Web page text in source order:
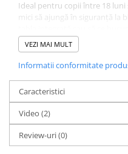
Ideal pentru copii între 18 luni
mici să ajungă în siguranță la
crea, învăța și descoperi
certificat FSC 100%
în înălțime îl transformă într-o
Caracteristici
3-în-1 multifuncțional:
treaptă.
Înălțime ajustabilăîn 3
Tabla integrată pentru
Design Montessori
VEZI MAI MULT
Informatii conformitate
Caracteristici
Video (2)
Review-uri(0)